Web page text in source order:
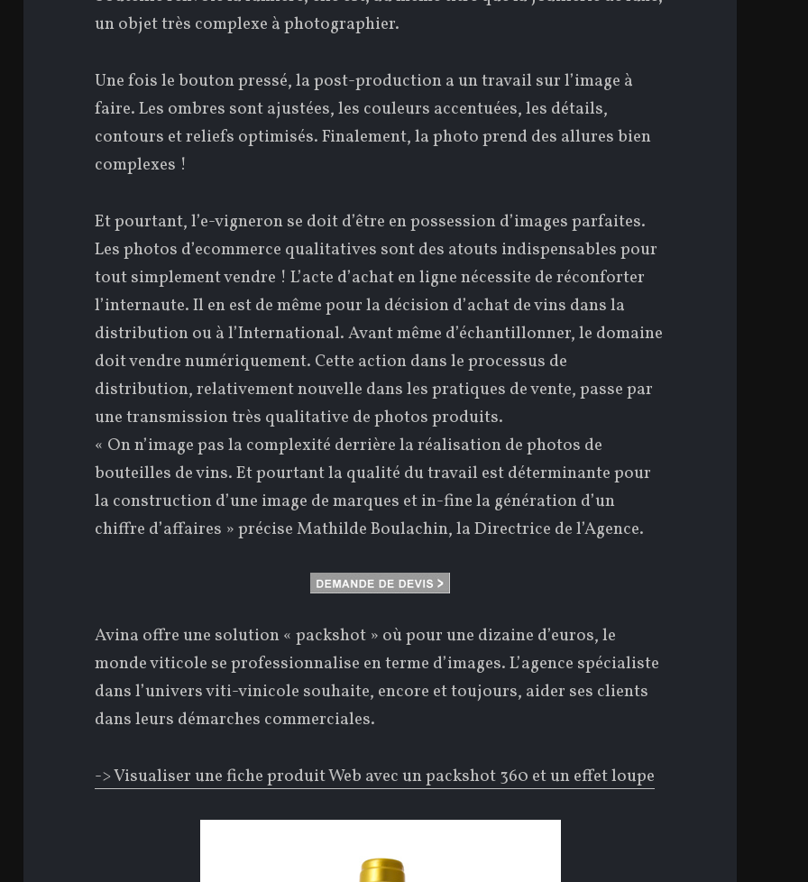
un objet très complexe à photographier.
Une fois le bouton pressé, la post-production a un travail sur l’image à
faire. Les ombres sont ajustées, les couleurs accentuées, les détails,
contours et reliefs optimisés. Finalement, la photo prend des allures bien
complexes !
Et pourtant, l’e-vigneron se doit d’être en possession d’images parfaites.
Les photos d’ecommerce qualitatives sont des atouts indispensables pour
tout simplement vendre ! L’acte d’achat en ligne nécessite de réconforter
l’internaute. Il en est de même pour la décision d’achat de vins dans la
distribution ou à l’International. Avant même d’échantillonner, le domaine
doit vendre numériquement. Cette action dans le processus de
distribution, relativement nouvelle dans les pratiques de vente, passe par
une transmission très qualitative de photos produits.
« On n’image pas la complexité derrière la réalisation de photos de
bouteilles de vins. Et pourtant la qualité du travail est déterminante pour
la construction d’une image de marques et in-fine la génération d’un
chiffre d’affaires » précise Mathilde Boulachin, la Directrice de l’Agence.
Avina offre une solution « packshot » où pour une dizaine d’euros, le
monde viticole se professionnalise en terme d’images. L’agence spécialiste
dans l’univers viti-vinicole souhaite, encore et toujours, aider ses clients
dans leurs démarches commerciales.
-> Visualiser une fiche produit Web avec un packshot 360 et un effet loupe